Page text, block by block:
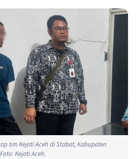
tim Kejati Aceh di Stabat, Kabupaten
Kejati Aceh.